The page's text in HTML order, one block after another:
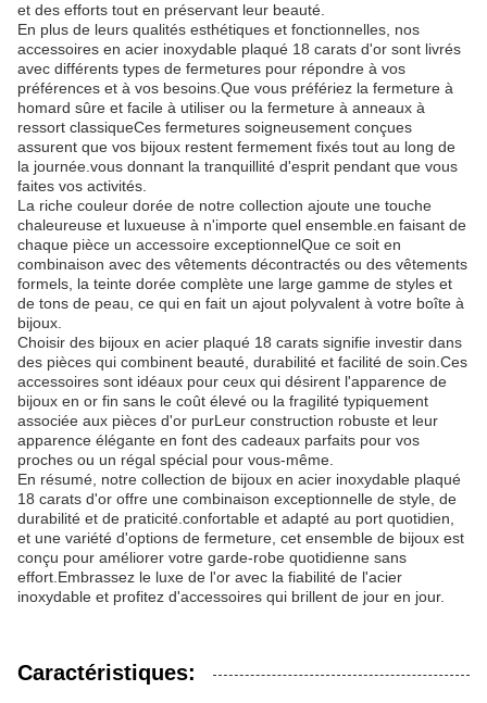
et des efforts tout en préservant leur beauté.
En plus de leurs qualités esthétiques et fonctionnelles, nos
accessoires en acier inoxydable plaqué 18 carats d'or sont livrés
avec différents types de fermetures pour répondre à vos
préférences et à vos besoins.Que vous préfériez la fermeture à
homard sûre et facile à utiliser ou la fermeture à anneaux à
ressort classiqueCes fermetures soigneusement conçues
assurent que vos bijoux restent fermement fixés tout au long de
la journée.vous donnant la tranquillité d'esprit pendant que vous
faites vos activités.
La riche couleur dorée de notre collection ajoute une touche
chaleureuse et luxueuse à n'importe quel ensemble.en faisant de
chaque pièce un accessoire exceptionnelQue ce soit en
combinaison avec des vêtements décontractés ou des vêtements
formels, la teinte dorée complète une large gamme de styles et
de tons de peau, ce qui en fait un ajout polyvalent à votre boîte à
bijoux.
Choisir des bijoux en acier plaqué 18 carats signifie investir dans
des pièces qui combinent beauté, durabilité et facilité de soin.Ces
accessoires sont idéaux pour ceux qui désirent l'apparence de
bijoux en or fin sans le coût élevé ou la fragilité typiquement
associée aux pièces d'or purLeur construction robuste et leur
apparence élégante en font des cadeaux parfaits pour vos
proches ou un régal spécial pour vous-même.
En résumé, notre collection de bijoux en acier inoxydable plaqué
18 carats d'or offre une combinaison exceptionnelle de style, de
durabilité et de praticité.confortable et adapté au port quotidien,
et une variété d'options de fermeture, cet ensemble de bijoux est
conçu pour améliorer votre garde-robe quotidienne sans
effort.Embrassez le luxe de l'or avec la fiabilité de l'acier
inoxydable et profitez d'accessoires qui brillent de jour en jour.
Caractéristiques: